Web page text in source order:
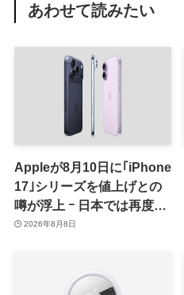
あわせて読みたい
Appleが8月10日に｢iPhone
17｣シリーズを値上げとの
噂が浮上 ｰ 日本では再度値
上げの可能性も?!
2026年8月8日